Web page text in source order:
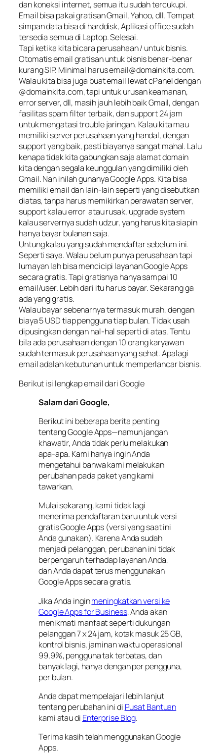
dan koneksi internet, semua itu sudah tercukupi.
Email bisa pakai gratisan Gmail, Yahoo, dll. Tempat
simpan data bisa di harddisk, Aplikasi office sudah
tersedia semua di Laptop. Selesai.
Tapi ketika kita bicara perusahaan / untuk bisnis.
Otomatis email gratisan untuk bisnis benar-benar
kurang SIP. Minimal harusemail@domainkita.com.
Walau kita bisa juga buat email lewat cPanel dengan
@domainkita.com, tapi untuk urusan keamanan,
error server, dll, masih jauh lebih baik Gmail, dengan
fasilitas spam filter terbaik, dan support 24 jam
untuk mengatasi trouble jaringan. Kalau kita mau
memiliki server perusahaan yang handal, dengan
support yang baik, pasti biayanya sangat mahal. Lalu
kenapa tidak kita gabungkan saja alamat domain
kita dengan segala keunggulan yang dimiliki oleh
Gmail. Nah inilah gunanya Google Apps. Kita bisa
memiliki email dan lain-lain seperti yang disebutkan
diatas, tanpa harus memikirkan perawatan server,
support kalau error atau rusak, upgrade system
kalau servernya sudah udzur, yang harus kita siapin
hanya bayar bulanan saja.
Untung kalau yang sudah mendaftar sebelum ini.
Seperti saya. Walau belum punya perusahaan tapi
lumayan lah bisa mencicipi layanan Google Apps
secara gratis. Tapi gratisnya hanya sampai 10
email/user. Lebih dari itu harus bayar. Sekarang ga
ada yang gratis.
Walau bayar sebenarnya termasuk murah, dengan
biaya 5 USD tiap pengguna tiap bulan. Tidak usah
dipusingkan dengan hal-hal seperti di atas. Tentu
bila ada perusahaan dengan 10 orang karyawan
sudah termasuk perusahaan yang sehat. Apalagi
email adalah kebutuhan untuk memperlancar bisnis.
Berikut isi lengkap email dari Google
Salam dari Google,
Berikut ini beberapa berita penting
tentang Google Apps—namun jangan
khawatir, Anda tidak perlu melakukan
apa-apa. Kami hanya ingin Anda
mengetahui bahwa kami melakukan
perubahan pada paket yang kami
tawarkan.
Mulai sekarang, kami tidak lagi
menerima pendaftaran baru untuk versi
gratis Google Apps (versi yang saat ini
Anda gunakan). Karena Anda sudah
menjadi pelanggan, perubahan ini tidak
berpengaruh terhadap layanan Anda,
dan Anda dapat terus menggunakan
Google Apps secara gratis.
Jika Anda inginmeningkatkan versi ke
Google Apps for Business, Anda akan
menikmati manfaat seperti dukungan
pelanggan 7 x 24 jam, kotak masuk 25 GB,
kontrol bisnis, jaminan waktu operasional
99,9%, pengguna tak terbatas, dan
banyak lagi, hanya dengan per pengguna,
per bulan.
Anda dapat mempelajari lebih lanjut
tentang perubahan ini di Pusat Bantuan
kami atau di Enterprise Blog.
Terima kasih telah menggunakan Google
Apps.